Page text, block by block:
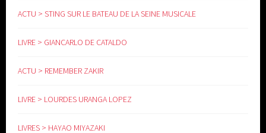
ACTU > STING SUR LE BATEAU DE LA SEINE MUSICALE
LIVRE > GIANCARLO DE CATALDO
ACTU > REMEMBER ZAKIR
LIVRE > LOURDES URANGA LOPEZ
LIVRES > HAYAO MIYAZAKI